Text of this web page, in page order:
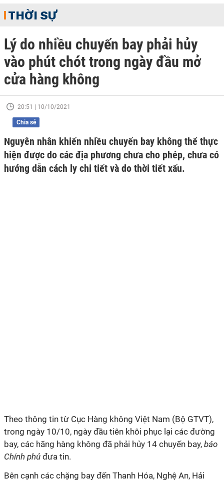
THỜI SỰ
Lý do nhiều chuyến bay phải hủy
vào phút chót trong ngày đầu mở
cửa hàng không
20:51 | 10/10/2021
Chia sẻ
Nguyên nhân khiến nhiều chuyến bay không thể thực
hiện được do các địa phương chưa cho phép, chưa có
hướng dẫn cách ly chi tiết và do thời tiết xấu.
Theo thông tin từ Cục Hàng không Việt Nam (Bộ GTVT),
trong ngày 10/10, ngày đầu tiên khôi phục lại các đường
bay, các hãng hàng không đã phải hủy 14 chuyến bay, báo
Chính phủ đưa tin.
Bên cạnh các chặng bay đến Thanh Hóa, Nghệ An, Hải